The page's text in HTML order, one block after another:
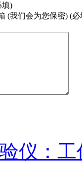
填)
(我们会为您保密) (必
仪：